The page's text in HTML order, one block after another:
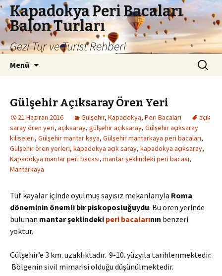
Kapadokya Peri Bacaları
Balon Turları
Gezi Tur ve Turist Rehberi
Menü Arama:
Gülşehir Açıksaray Ören Yeri
21 Haziran 2016 Gülşehir, Kapadokya, Peri Bacaları
açık
saray ören yeri, açıksaray, gülşehir açıksaray, Gülşehir açıksaray
kiliseleri, Gülşehir mantar kaya, Gülşehir mantarkaya peri bacaları,
Gülşehir ören yerleri, kapadokya açık saray, kapadokya açıksaray,
Kapadokya mantar peri bacası, mantar şeklindeki peri bacası,
Mantarkaya
Tüf kayalar içinde oyulmuş sayısız mekanlarıyla Roma
döneminin önemli bir piskoposluğuydu. Bu ören yerinde
bulunan mantar şeklindeki peri bacalarının benzeri
yoktur.
Gülşehir’e 3 km. uzaklıktadır. 9-10. yüzyıla tarihlenmektedir.
Bölgenin sivil mimarisi olduğu düşünülmektedir.